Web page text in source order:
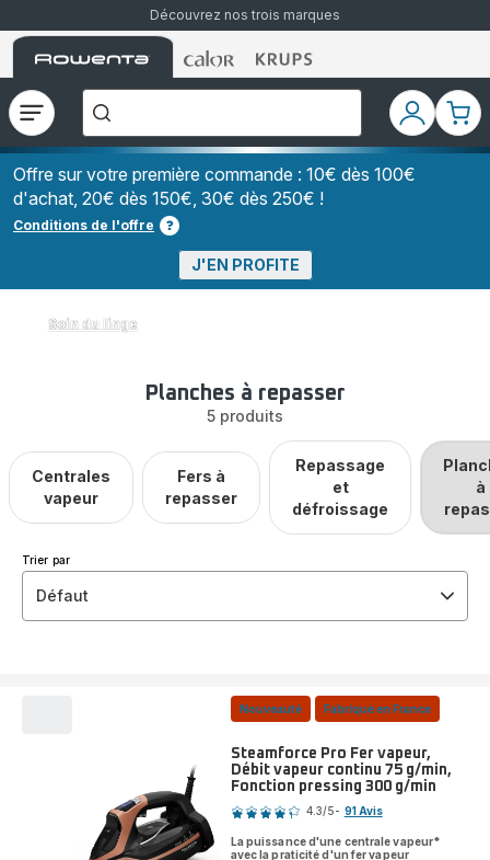
Découvrez nos trois marques
Accueil
Rowenta
Accueil
Rowenta
Accueil
Rowenta
Ouvrir
le
menu
recherchez-
vous
?","Aspirateurs
à
Grains","Centrales
Vapeurs","Sèche
Cheveux"]
Mon
compte
Mon
Offre sur votre première commande : 10€ dès 100€
d'achat, 20€ dès 150€, 30€ dès 250€ !
Conditions de l'offre
J'EN PROFITE
Soin du linge
Planches à repasser
5 produits
Centrales
vapeur
Fers à
repasser
Repassage
et
défroissage
à
Trier par
Défaut
Nouveauté Fabriqué en France
Steamforce Pro Fer vapeur,
Débit vapeur continu 75 g/min,
Fonction pressing 300 g/min
Note
4.3/5- 91 Avis
La puissance d'une centrale vapeur*
avec la praticité d'un fer vapeur